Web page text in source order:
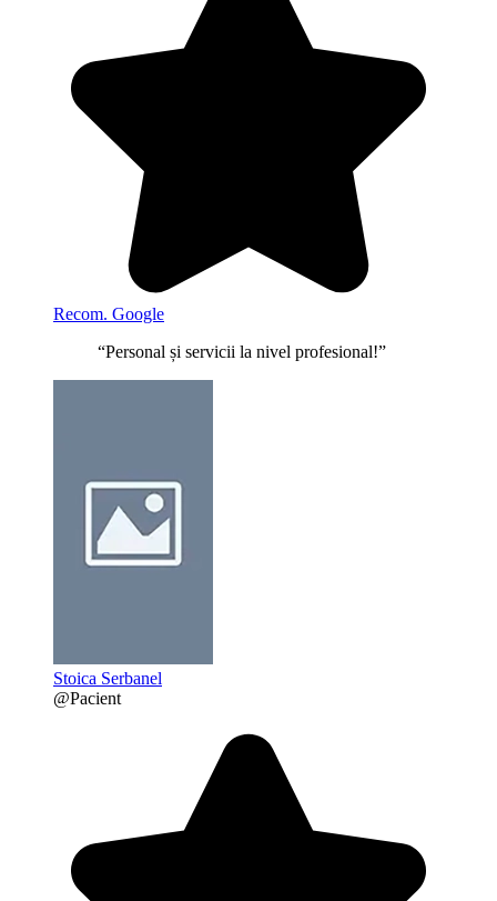
Recom. Google
“Personal și servicii la nivel profesional!”
Stoica Serbanel
@Pacient